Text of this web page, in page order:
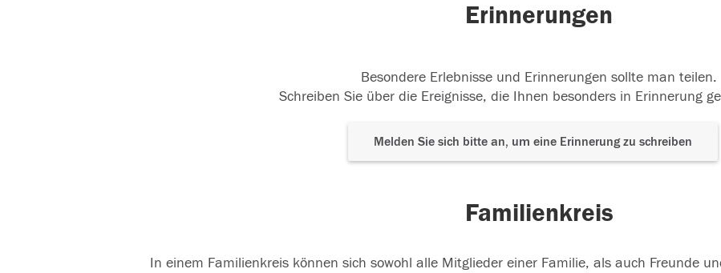
Erinnerungen
Besondere Erlebnisse und Erinnerungen sollte man teilen.
Schreiben Sie über die Ereignisse, die Ihnen besonders in Erinnerung
Melden Sie sich bitte an, um eine Erinnerung zu schreiben
Familienkreis
In einem Familienkreis können sich sowohl alle Mitglieder einer Familie, als auch Freunde